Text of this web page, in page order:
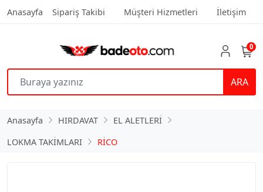
Anasayfa Sipariş Takibi Müşteri Hizmetleri İletişim
ARA
0
Anasayfa HIRDAVAT
EL ALETLERİ
LOKMA TAKİMLARI
RİCO